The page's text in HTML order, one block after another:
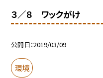
３／８ ワックがけ
公開日 2019/03/09
環境